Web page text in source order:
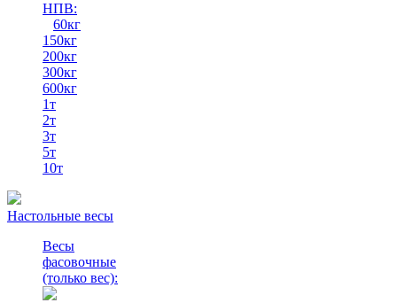
НПВ:
60кг
150кг
200кг
300кг
600кг
1т
2т
3т
5т
10т
Настольные весы
Весы
фасовочные
(только вес):